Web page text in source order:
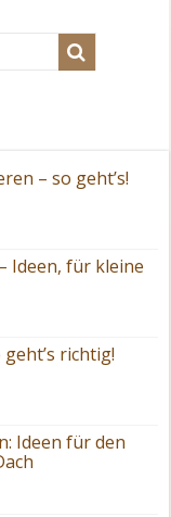
– so geht’s!
Ideen, für kleine
richtig!
Ideen für den